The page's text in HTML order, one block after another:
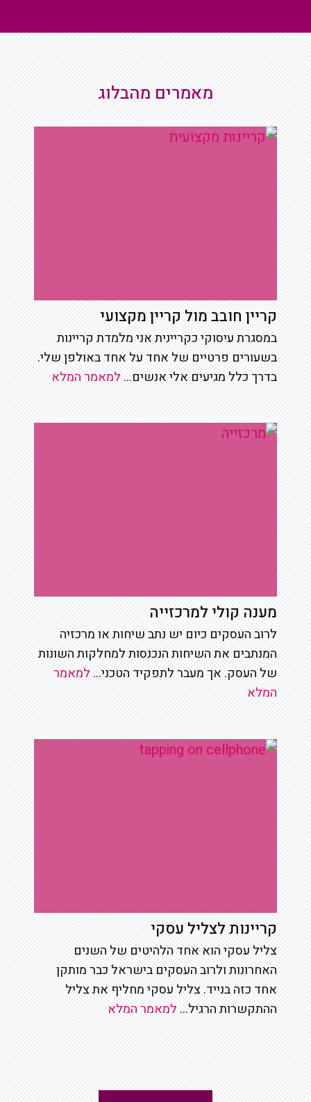
מאמרים מהבלוג
קריינות לצליל עסקי
צליל עסקי הוא אחד הלהיטים של השנים
האחרונות ולרוב העסקים בישראל כבר מותקן
אחד כזה בנייד. צליל עסקי מחליף את צליל
ההתקשרות הרגיל... למאמר המלא
מענה קולי למרכזייה
לרוב העסקים כיום יש נתב שיחות או מרכזיה
המנתבים את השיחות הנכנסות למחלקות השונות
של העסק. אך מעבר לתפקיד הטכני... למאמר
המלא
קריין חובב מול קריין מקצועי
במסגרת עיסוקי כקריינית אני מלמדת קריינות
בשעורים פרטיים של אחד על אחד באולפן שלי.
בדרך כלל מגיעים אלי אנשים... למאמר המלא